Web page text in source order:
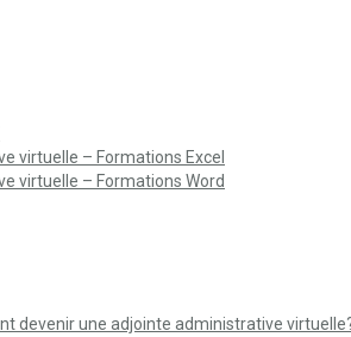
virtuelle – Formations Excel
virtuelle – Formations Word
devenir une adjointe administrative